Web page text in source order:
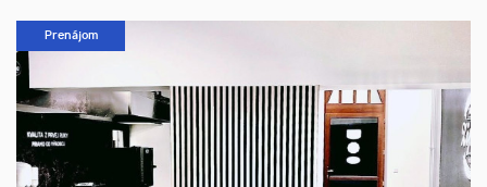
Prenájom